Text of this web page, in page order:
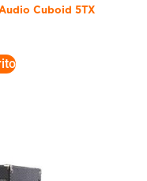
Cuboid 5TX